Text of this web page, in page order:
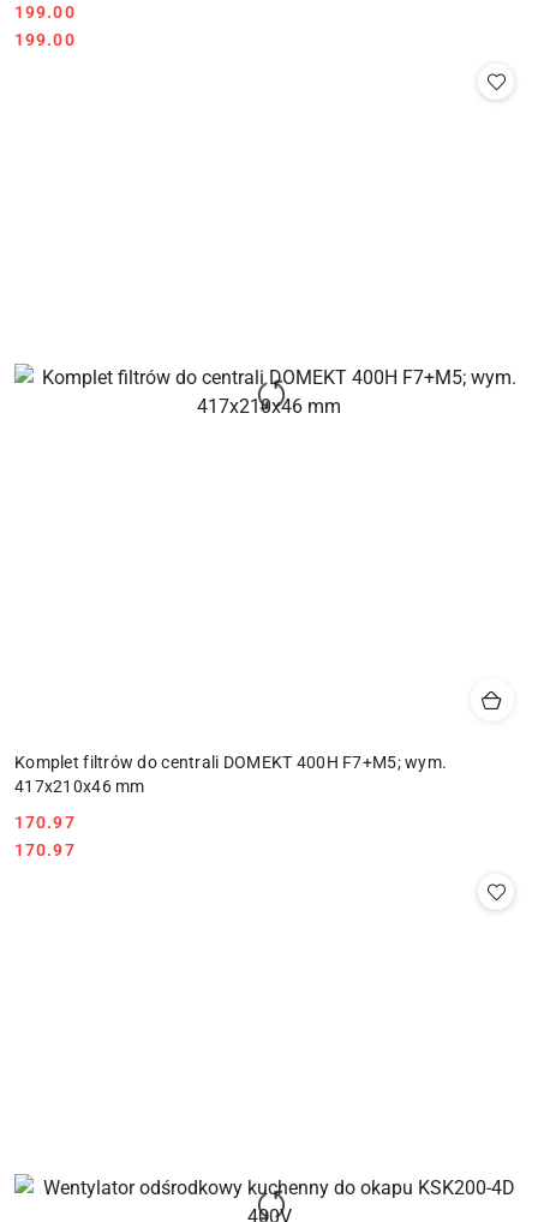
Cena:
199.00
Cena:
199.00
Komplet filtrów do centrali DOMEKT 400H F7+M5; wym.
417x210x46 mm
Cena:
170.97
Cena:
170.97